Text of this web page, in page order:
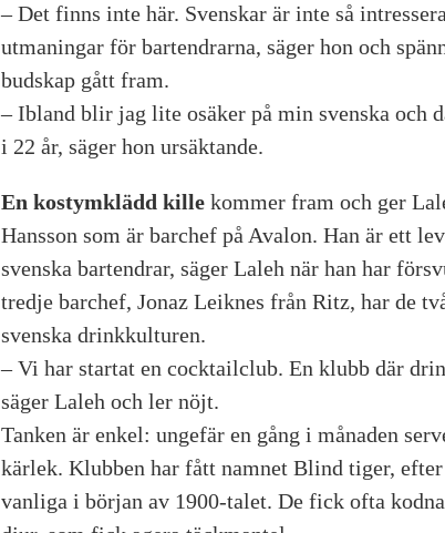
– Det finns inte här. Svenskar är inte så
utmaningar för bartendrarna, säger hon och
budskap gått fram.
– Ibland blir jag lite osäker på min svenska och
i 22 år, säger hon ursäktande.
En kostymklädd kille kommer fram och ger
Hansson som är barchef på Avalon. Han är ett
svenska bartendrar, säger Laleh när han har
tredje barchef, Jonaz Leiknes från Ritz, har de
svenska drinkkulturen.
– Vi har startat en cocktailclub. En klubb där
säger Laleh och ler nöjt.
Tanken är enkel: ungefär en gång i månaden
kärlek. Klubben har fått namnet Blind tiger,
vanliga i början av 1900-talet. De fick ofta